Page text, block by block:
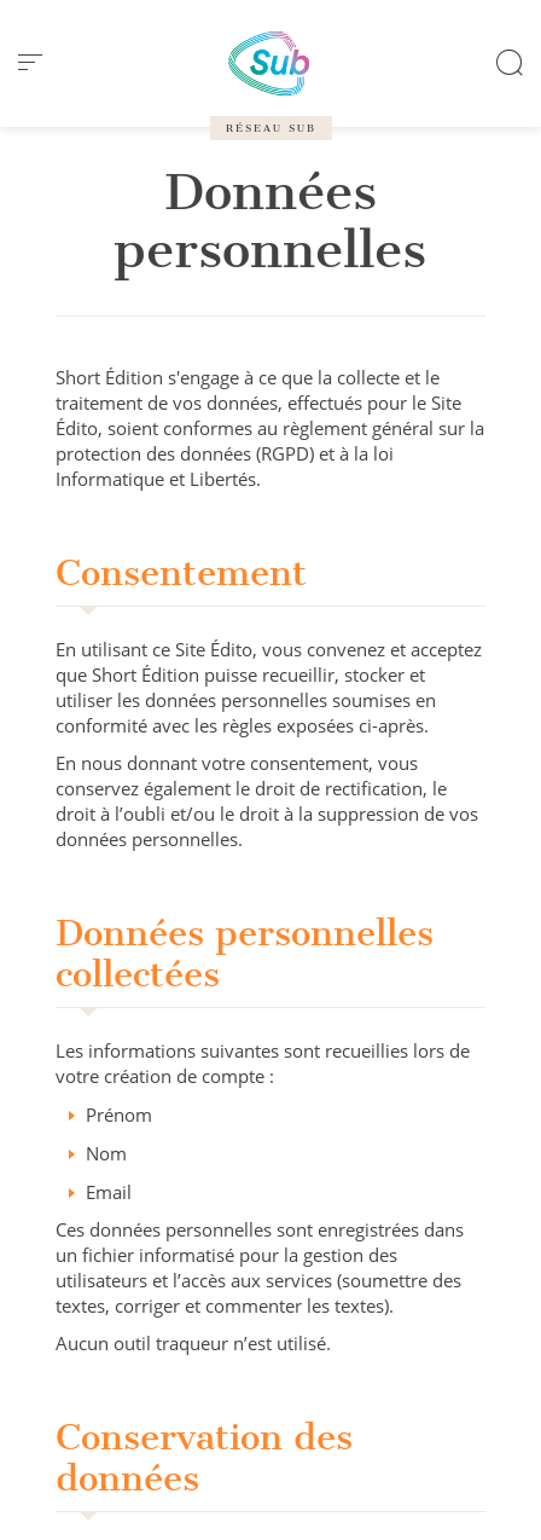
RÉSEAU SUB
Données
personnelles
Short Édition s'engage à ce que la collecte et le
traitement de vos données, effectués pour le Site
Édito, soient conformes au règlement général sur la
protection des données (RGPD) et à la loi
Informatique et Libertés.
Consentement
En utilisant ce Site Édito, vous convenez et acceptez
que Short Édition puisse recueillir, stocker et
utiliser les données personnelles soumises en
conformité avec les règles exposées ci-après.
En nous donnant votre consentement, vous
conservez également le droit de rectification, le
droit à l’oubli et/ou le droit à la suppression de vos
données personnelles.
Données personnelles
collectées
Les informations suivantes sont recueillies lors de
votre création de compte :
Prénom
Nom
Email
Ces données personnelles sont enregistrées dans
un fichier informatisé pour la gestion des
utilisateurs et l’accès aux services (soumettre des
textes, corriger et commenter les textes).
Aucun outil traqueur n’est utilisé.
Conservation des
données